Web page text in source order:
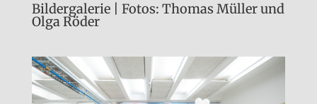
Bildergalerie | Fotos: Thomas Müller und
Olga Röder